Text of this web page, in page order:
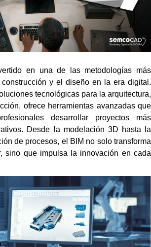
en una de las metodologías más
y el diseño en la era digital.
tecnológicas para la arquitectura,
ofrece herramientas avanzadas que
desarrollar proyectos más
Desde la modelación 3D hasta la
de procesos, el BIM no solo transforma
sino que impulsa la innovación en cada